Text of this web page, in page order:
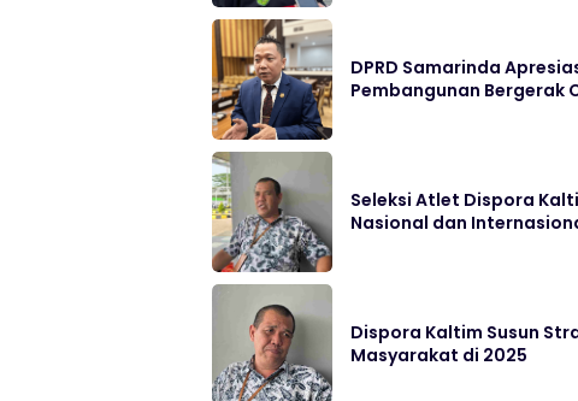
DPRD Samarinda
Pembangunan Bergerak
Seleksi Atlet Dispora
Nasional dan
Dispora Kaltim Susun
Masyarakat di 2025